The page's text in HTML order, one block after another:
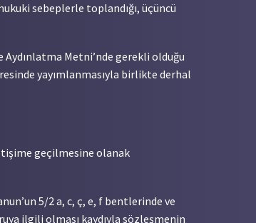
sebeplerle toplandığı, üçüncü
Metni’nde gerekli olduğu
yayımlanmasıyla birlikte derhal
geçilmesine olanak
5/2 a, c, ç, e, f bentlerinde ve
ilgili olması kaydıyla sözleşmenin